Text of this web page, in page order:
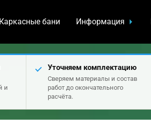
Каркасные бани Информация
и
Уточняем комплектацию
Сверяем материалы и состав
работ до окончательного
расчёта.